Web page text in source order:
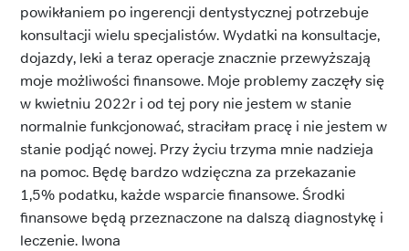
powikłaniem po ingerencji dentystycznej potrzebuje
konsultacji wielu specjalistów. Wydatki na konsultacje,
dojazdy, leki a teraz operacje znacznie przewyższają
moje możliwości finansowe. Moje problemy zaczęły się
w kwietniu 2022r i od tej pory nie jestem w stanie
normalnie funkcjonować, straciłam pracę i nie jestem w
stanie podjąć nowej. Przy życiu trzyma mnie nadzieja
na pomoc. Będę bardzo wdzięczna za przekazanie
1,5% podatku, każde wsparcie finansowe. Środki
finansowe będą przeznaczone na dalszą diagnostykę i
leczenie. Iwona